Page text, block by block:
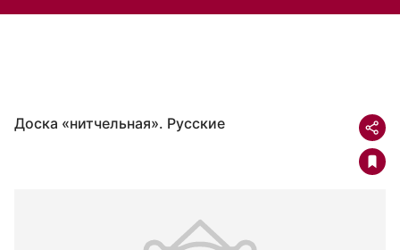
Доска «нитчельная». Русские